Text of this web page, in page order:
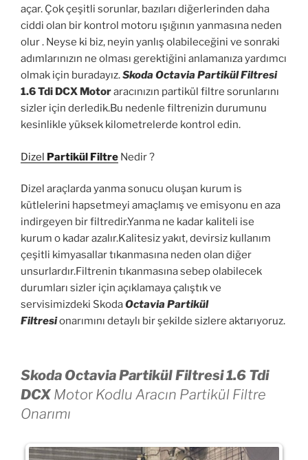
açar. Çok çeşitli sorunlar, bazıları diğerlerinden daha
ciddi olan bir kontrol motoru ışığının yanmasına neden
olur . Neyse ki biz, neyin yanlış olabileceğini ve sonraki
adımlarınızın ne olması gerektiğini anlamanıza yardımcı
olmak için buradayız.Skoda Octavia Partikül Filtresi
1.6 Tdi DCX Motoraracınızın partikül filtre sorunlarını
sizler için derledik.Bu nedenle filtrenizin durumunu
kesinlikle yüksek kilometrelerde kontrol edin.
Dizel Partikül Filtre Nedir ?
Dizel araçlarda yanma sonucu oluşan kurum is
kütlelerini hapsetmeyi amaçlamış ve emisyonu en aza
indirgeyen bir filtredir.Yanma ne kadar kaliteli ise
kurum o kadar azalır.Kalitesiz yakıt, devirsiz kullanım
çeşitli kimyasallar tıkanmasına neden olan diğer
unsurlardır.Filtrenin tıkanmasına sebep olabilecek
durumları sizler için açıklamaya çalıştık ve
servisimizdeki SkodaOctavia Partikül
Filtresionarımını detaylı bir şekilde sizlere aktarıyoruz.
Skoda Octavia Partikül Filtresi 1.6 Tdi
DCX Motor Kodlu Aracın Partikül Filtre
Onarımı